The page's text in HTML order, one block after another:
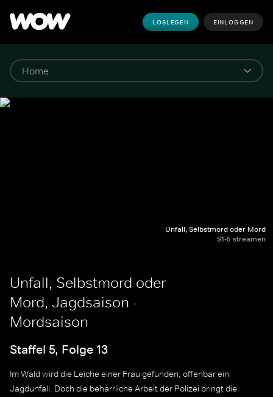
LOSLEGEN EINLOGGEN
Unfall, Selbstmord oder Mord
S1-5 streamen
Unfall, Selbstmord oder
Mord, Jagdsaison -
Mordsaison
Staffel 5, Folge 13
Im Wald wird die Leiche einer Frau gefunden, offenbar ein
Jagdunfall. Doch die beharrliche Arbeit der Polizei bringt die